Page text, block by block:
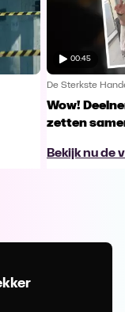
00:45
De Sterkste
Wow!
zetten
Bekijk nu de